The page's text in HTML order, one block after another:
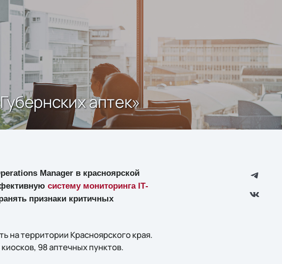
аптек»
Manager в красноярской
систему мониторинга IТ-
признаки критичных
на территории Красноярского края.
98 аптечных пунктов.